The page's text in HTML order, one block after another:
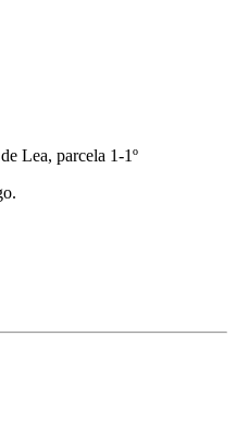
Lea, parcela 1-1º